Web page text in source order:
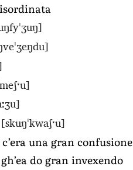
[skuŋˈkwaʃˑu]
una gran confusione
do gran invexendo